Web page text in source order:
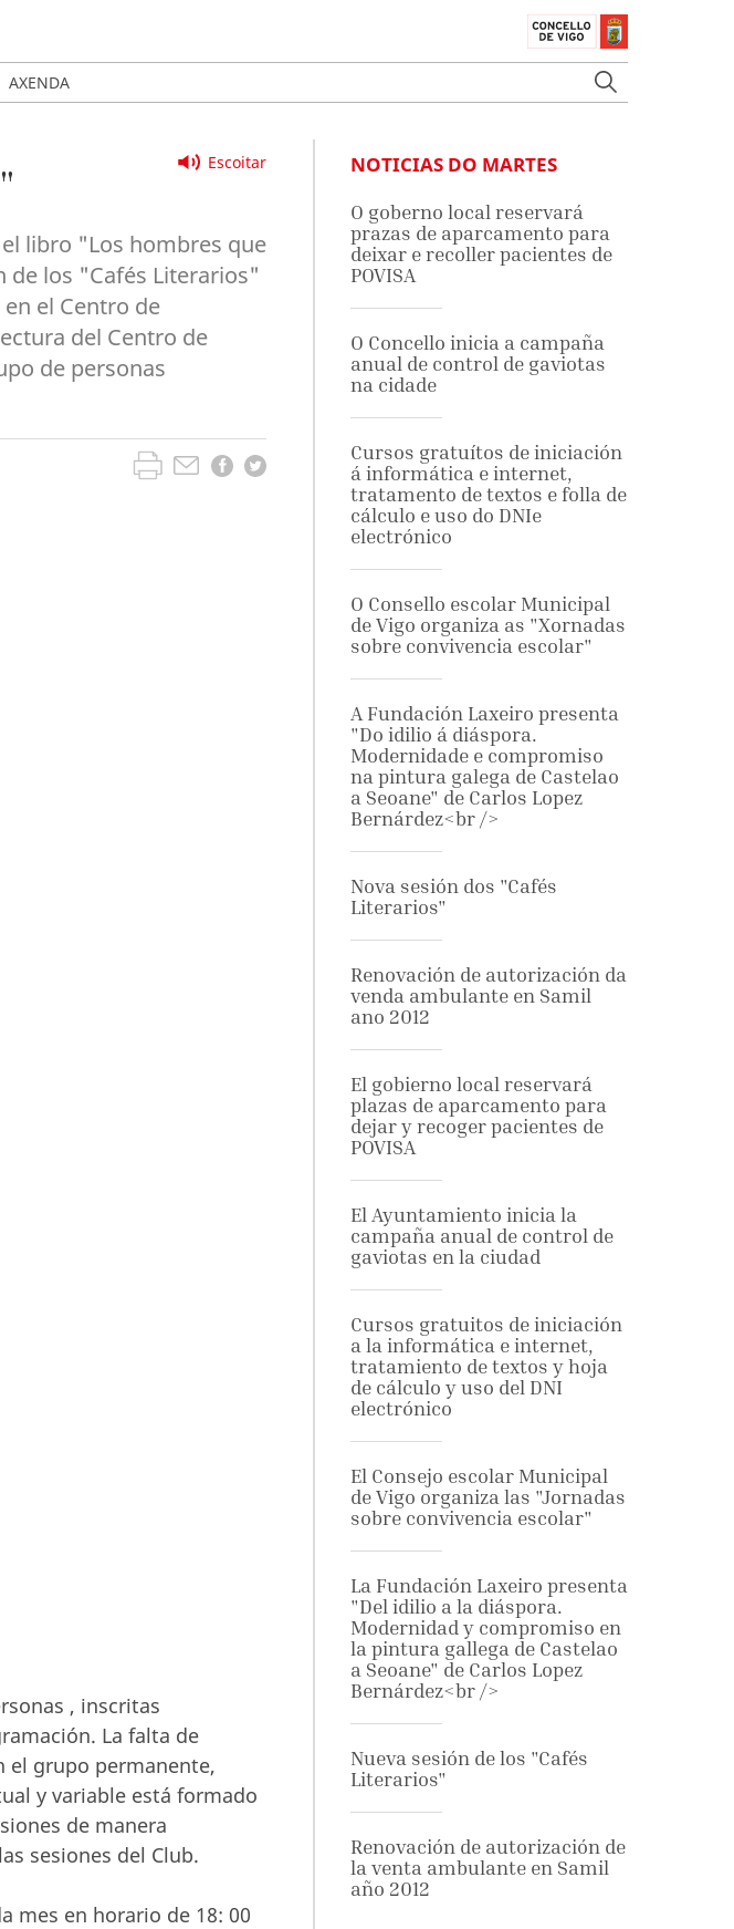
AXENDA
Escoitar
libro "Los hombres que
de los "Cafés Literarios"
el Centro de
del Centro de
de personas
, inscritas
La falta de
el grupo permanente,
y variable está formado
de manera
sesiones del Club.
mes en horario de 18: 00
NOTICIAS DO MARTES
O goberno local reservará
prazas de aparcamento para
deixar e recoller pacientes de
POVISA
O Concello inicia a campaña
anual de control de gaviotas
na cidade
Cursos gratuítos de iniciación
á informática e internet,
tratamento de textos e folla de
cálculo e uso do DNIe
electrónico
O Consello escolar Municipal
de Vigo organiza as "Xornadas
sobre convivencia escolar"
A Fundación Laxeiro presenta
"Do idilio á diáspora.
Modernidade e compromiso
na pintura galega de Castelao
a Seoane" de Carlos Lopez
Bernárdez<br />
Nova sesión dos "Cafés
Literarios"
Renovación de autorización da
venda ambulante en Samil
ano 2012
El gobierno local reservará
plazas de aparcamento para
dejar y recoger pacientes de
POVISA
El Ayuntamiento inicia la
campaña anual de control de
gaviotas en la ciudad
Cursos gratuitos de iniciación
a la informática e internet,
tratamiento de textos y hoja
de cálculo y uso del DNI
electrónico
El Consejo escolar Municipal
de Vigo organiza las "Jornadas
sobre convivencia escolar"
La Fundación Laxeiro presenta
"Del idilio a la diáspora.
Modernidad y compromiso en
la pintura gallega de Castelao
a Seoane" de Carlos Lopez
Bernárdez<br />
Nueva sesión de los "Cafés
Literarios"
Renovación de autorización de
la venta ambulante en Samil
año 2012